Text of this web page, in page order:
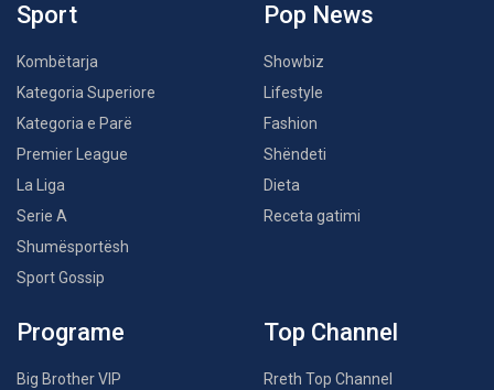
Sport
Kombëtarja
Kategoria Superiore
Kategoria e Parë
Premier League
La Liga
Serie A
Shumësportësh
Sport Gossip
Pop News
Showbiz
Lifestyle
Fashion
Shëndeti
Dieta
Receta gatimi
Programe
Big Brother VIP
Top Channel
Rreth Top Channel